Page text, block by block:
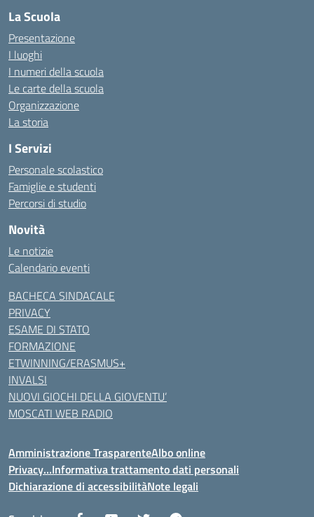
La Scuola
Presentazione
I luoghi
I numeri della scuola
Le carte della scuola
Organizzazione
La storia
I Servizi
Personale scolastico
Famiglie e studenti
Percorsi di studio
Novità
Le notizie
Calendario eventi
BACHECA SINDACALE
PRIVACY
ESAME DI STATO
FORMAZIONE
ETWINNING/ERASMUS+
INVALSI
NUOVI GIOCHI DELLA GIOVENTU’
MOSCATI WEB RADIO
Amministrazione TrasparenteAlbo online
Privacy…Informativa trattamento dati personali
Dichiarazione di accessibilitàNote legali